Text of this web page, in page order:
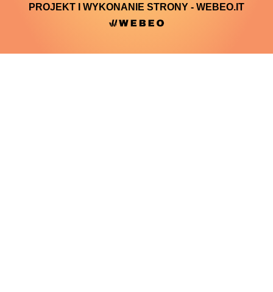
PROJEKT I WYKONANIE STRONY - WEBEO.IT